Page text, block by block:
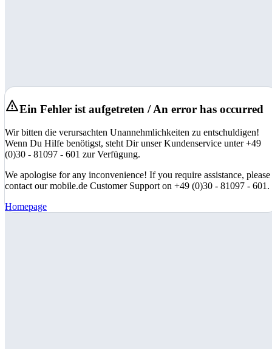
Ein Fehler ist aufgetreten / An error has occurred
Wir bitten die verursachten Unannehmlichkeiten zu entschuldigen!
Wenn Du Hilfe benötigst, steht Dir unser Kundenservice unter +49
(0)30 - 81097 - 601 zur Verfügung.
We apologise for any inconvenience! If you require assistance, please
contact our mobile.de Customer Support on +49 (0)30 - 81097 - 601.
Homepage